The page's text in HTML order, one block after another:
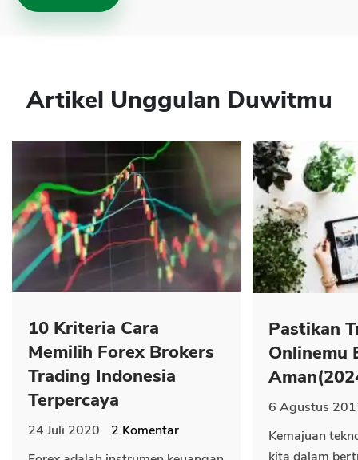
Artikel Unggulan Duwitmu
10 Kriteria Cara
Memilih Forex Brokers
Trading Indonesia
Terpercaya
24 Juli 2020 2 Komentar
Pastikan
Onlinemu
6 Agustus
Kemajuan